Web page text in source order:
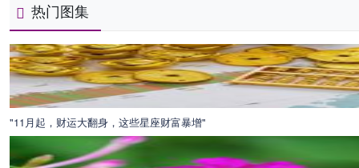
热门图集
"11月起，财运大翻身，这些星座财富暴增"